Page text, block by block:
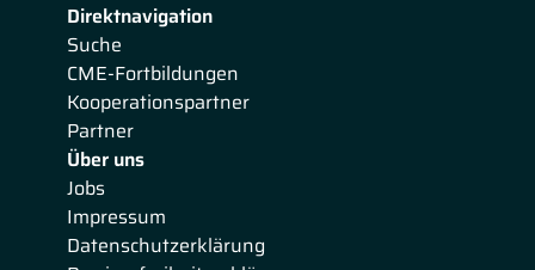
Direktnavigation
Suche
CME-Fortbildungen
Kooperationspartner
Partner
Über uns
Jobs
Impressum
Datenschutzerklärung